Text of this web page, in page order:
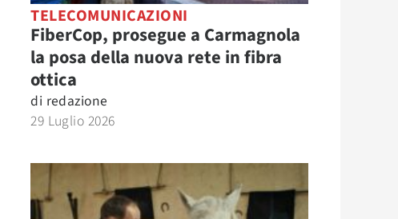
TELECOMUNICAZIONI
FiberCop, prosegue a Carmagnola
la posa della nuova rete in fibra
ottica
di redazione
29 Luglio 2026